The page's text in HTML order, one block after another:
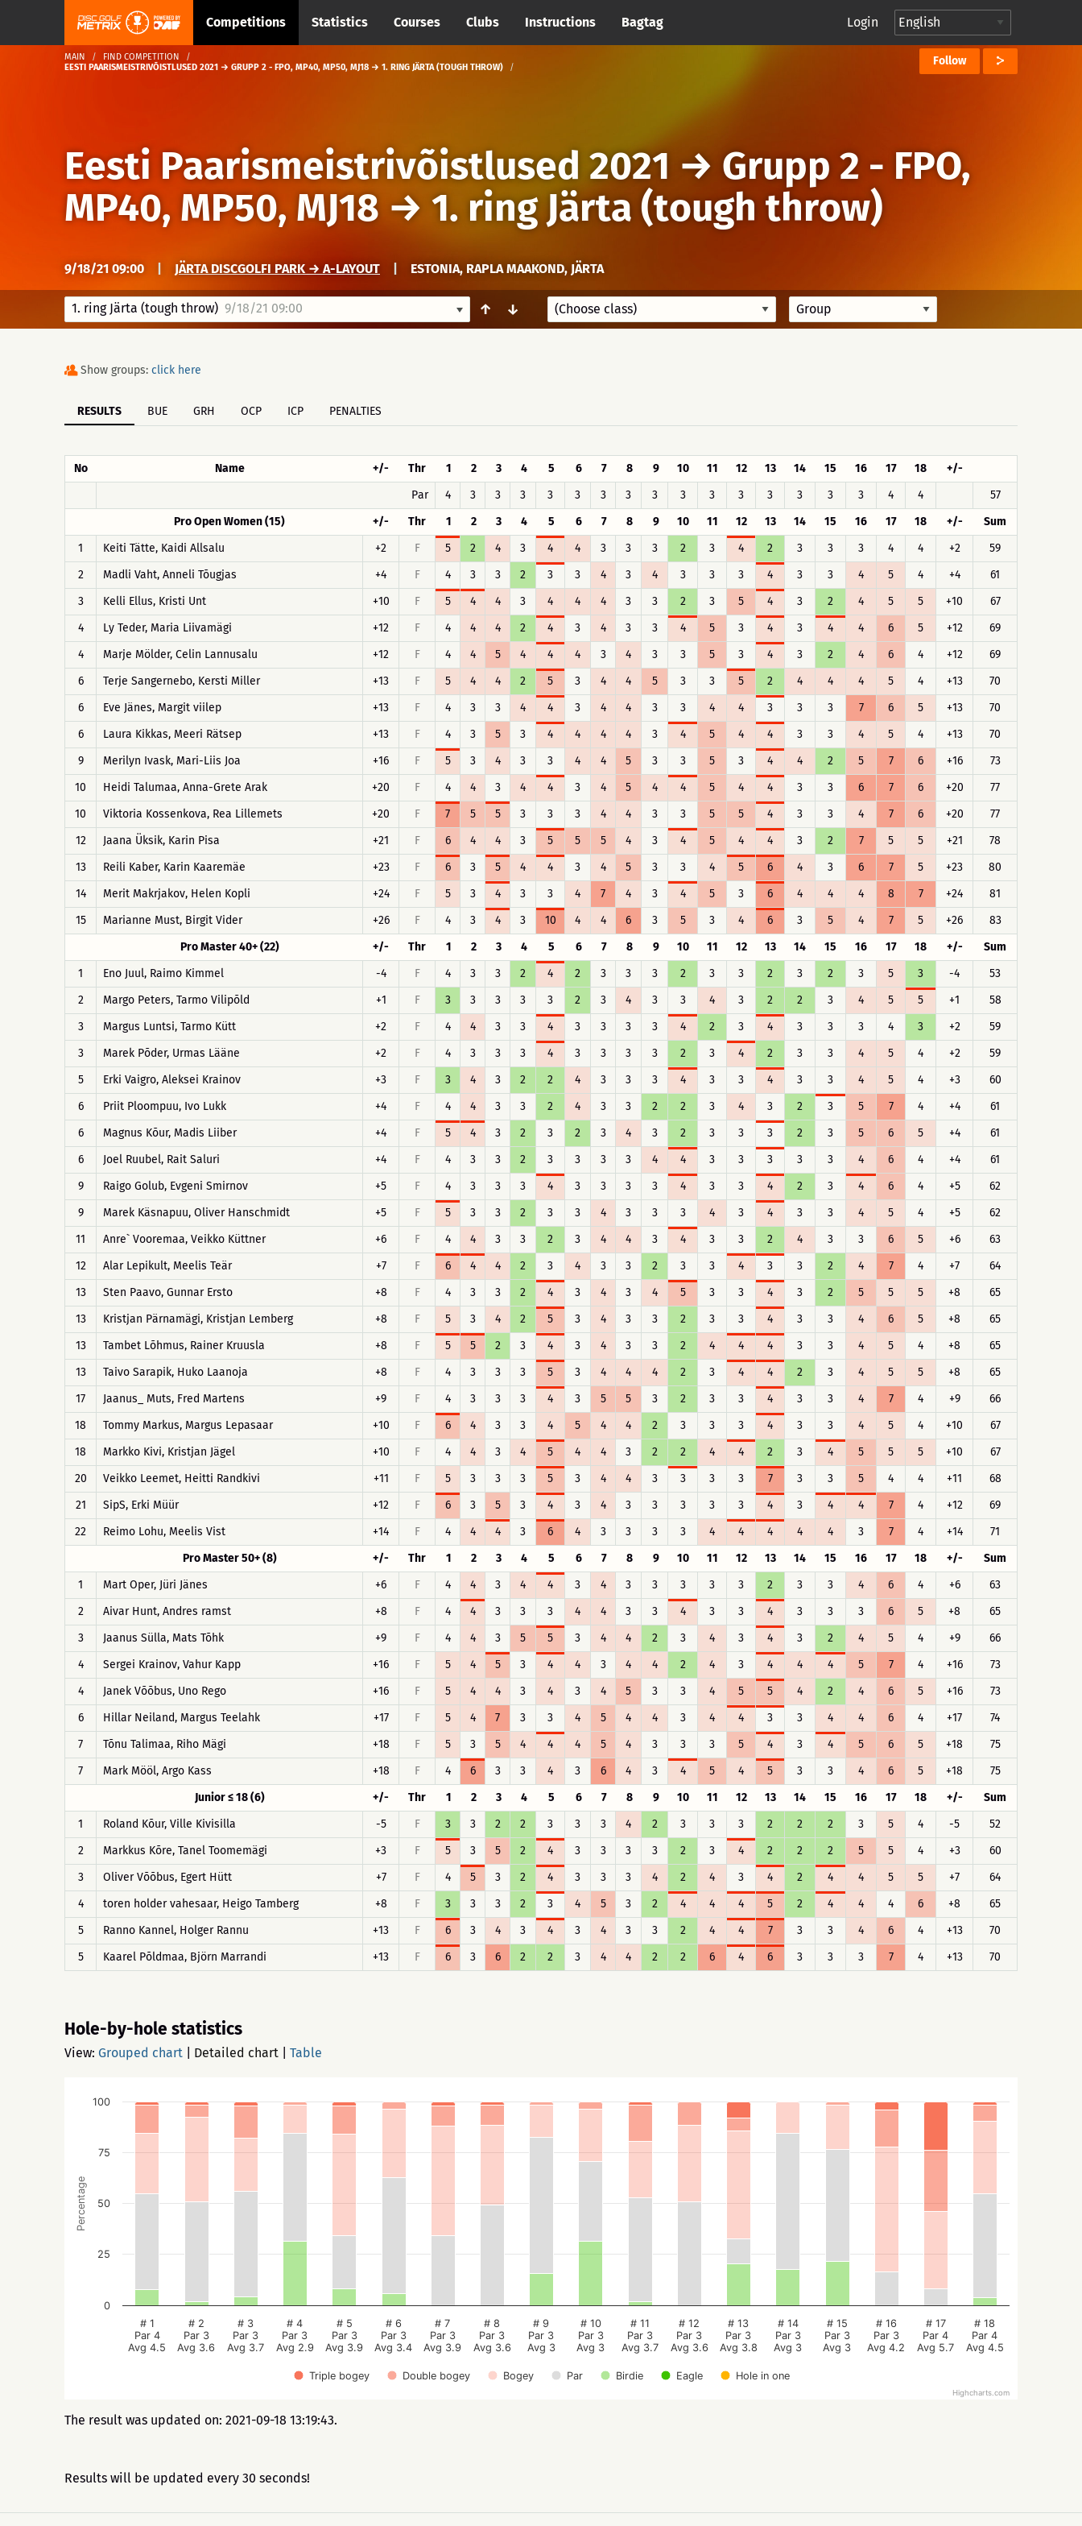
Competitions Statistics Courses Clubs Instructions Bagtag Login
MAIN
FIND COMPETITION
EESTI PAARISMEISTRIVÕISTLUSED 2021 → GRUPP 2 - FPO, MP40, MP50, MJ18 → 1. RING JÄRTA (TOUGH THROW)
Follow
Eesti Paarismeistrivõistlused 2021 → Grupp 2 - FPO,
MP40, MP50, MJ18 → 1. ring Järta (tough throw)
9/18/21 09:00 JÄRTA DISCGOLFI PARK → A-LAYOUT ESTONIA, RAPLA MAAKOND, JÄRTA
1. ring Järta (tough throw) 9/18/21 09:00 ↑ ↓
Show groups: click here
RESULTS BUE GRH OCP ICP PENALTIES
No Name +/- Thr 1 2 3 4 5 6 7 8 9 10 11 12 13 14 15 16 17 18
+/-
Par
4 3 3 3 3 3 3 3 3 3 3 3 3 3 3 3 4 4
57
Pro Open Women (15)
+/- Thr 1 2 3 4 5 6 7 8 9 10 11 12 13 14 15 16 17 18 +/-
Sum
1
Keiti Tätte, Kaidi Allsalu +2 F 5 2 4 3 4 4 3 3 3 2 3 4 2 3 3 3 4 4 +2
59
2
Madli Vaht, Anneli Tõugjas +4 F 4 3 3 2 3 3 4 3 4 3 3 3 4 3 3 4 5 4 +4
61
3
Kelli Ellus, Kristi Unt +10 F 5 4 4 3 4 4 4 3 3 2 3 5 4 3 2 4 5 5 +10
67
4
Ly Teder, Maria Liivamägi +12 F 4 4 4 2 4 3 4 3 3 4 5 3 4 3 4 4 6 5 +12
69
4
Marje Mölder, Celin Lannusalu +12 F 4 4 5 4 4 4 3 4 3 3 5 3 4 3 2 4 6 4 +12
69
6
Terje Sangernebo, Kersti Miller +13 F 5 4 4 2 5 3 4 4 5 3 3 5 2 4 4 4 5 4 +13
70
6
Eve Jänes, Margit viilep +13 F 4 3 3 4 4 3 4 4 3 3 4 4 3 3 3 7 6 5 +13
70
6
Laura Kikkas, Meeri Rätsep +13 F 4 3 5 3 4 4 4 4 3 4 5 4 4 3 3 4 5 4 +13
70
9
Merilyn Ivask, Mari-Liis Joa +16 F 5 3 4 3 3 4 4 5 3 3 5 3 4 4 2 5 7 6 +16
73
10
Heidi Talumaa, Anna-Grete Arak +20 F 4 4 3 4 4 3 4 5 4 4 5 4 4 3 3 6 7 6 +20
77
10
Viktoria Kossenkova, Rea Lillemets +20 F 7 5 5 3 3 3 4 4 3 3 5 5 4 3 3 4 7 6 +20
77
12
Jaana Üksik, Karin Pisa +21 F 6 4 4 3 5 5 5 4 3 4 5 4 4 3 2 7 5 5 +21
78
13
Reili Kaber, Karin Kaaremäe +23 F 6 3 5 4 4 3 4 5 3 3 4 5 6 4 3 6 7 5 +23
80
14
Merit Makrjakov, Helen Kopli +24 F 5 3 4 3 3 4 7 4 3 4 5 3 6 4 4 4 8 7 +24
81
15
Marianne Must, Birgit Vider +26 F 4 3 4 3 10 4 4 6 3 5 3 4 6 3 5 4 7 5 +26
83
Pro Master 40+ (22)
+/- Thr 1 2 3 4 5 6 7 8 9 10 11 12 13 14 15 16 17 18 +/-
Sum
1
Eno Juul, Raimo Kimmel -4 F 4 3 3 2 4 2 3 3 3 2 3 3 2 3 2 3 5 3 -4
53
2
Margo Peters, Tarmo Vilipõld +1 F 3 3 3 3 3 2 3 4 3 3 4 3 2 2 3 4 5 5 +1
58
3
Margus Luntsi, Tarmo Kütt +2 F 4 4 3 3 4 3 3 3 3 4 2 3 4 3 3 3 4 3 +2
59
3
Marek Põder, Urmas Lääne +2 F 4 3 3 3 4 3 3 3 3 2 3 4 2 3 3 4 5 4 +2
59
5
Erki Vaigro, Aleksei Krainov +3 F 3 4 3 2 2 4 3 3 3 4 3 3 4 3 3 4 5 4 +3
60
6
Priit Ploompuu, Ivo Lukk +4 F 4 4 3 3 2 4 3 3 2 2 3 4 3 2 3 5 7 4 +4
61
6
Magnus Kõur, Madis Liiber +4 F 5 4 3 2 3 2 3 4 3 2 3 3 3 2 3 5 6 5 +4
61
6
Joel Ruubel, Rait Saluri +4 F 4 3 3 2 3 3 3 3 4 4 3 3 3 3 3 4 6 4 +4
61
9
Raigo Golub, Evgeni Smirnov +5 F 4 3 3 3 4 3 3 3 3 4 3 3 4 2 3 4 6 4 +5
62
9
Marek Käsnapuu, Oliver Hanschmidt +5 F 5 3 3 2 3 3 4 3 3 3 4 3 4 3 3 4 5 4 +5
62
11
Anre` Vooremaa, Veikko Küttner +6 F 4 4 3 3 2 3 4 4 3 4 3 3 2 4 3 3 6 5 +6
63
12
Alar Lepikult, Meelis Teär +7 F 6 4 4 2 3 4 3 3 2 3 3 4 3 3 2 4 7 4 +7
64
13
Sten Paavo, Gunnar Ersto +8 F 4 3 3 2 4 3 4 3 4 5 3 3 4 3 2 5 5 5 +8
65
13
Kristjan Pärnamägi, Kristjan Lemberg +8 F 5 3 4 2 5 3 4 3 3 2 3 3 4 3 3 4 6 5 +8
65
13
Tambet Lõhmus, Rainer Kruusla +8 F 5 5 2 3 4 3 4 3 3 2 4 4 4 3 3 4 5 4 +8
65
13
Taivo Sarapik, Huko Laanoja +8 F 4 3 3 3 5 3 4 4 4 2 3 4 4 2 3 4 5 5 +8
65
17
Jaanus_ Muts, Fred Martens +9 F 4 3 3 3 4 3 5 5 3 2 3 3 4 3 3 4 7 4 +9
66
18
Tommy Markus, Margus Lepasaar +10 F 6 4 3 3 4 5 4 4 2 3 3 3 4 3 3 4 5 4 +10
67
18
Markko Kivi, Kristjan Jägel +10 F 4 4 3 4 5 4 4 3 2 2 4 4 2 3 4 5 5 5 +10
67
20
Veikko Leemet, Heitti Randkivi +11 F 5 3 3 3 5 3 4 4 3 3 3 3 7 3 3 5 4 4 +11
68
21
SipS, Erki Müür +12 F 6 3 5 3 4 3 4 3 3 3 3 3 4 3 4 4 7 4 +12
69
22
Reimo Lohu, Meelis Vist +14 F 4 4 4 3 6 4 3 3 3 3 4 4 4 4 4 3 7 4 +14
71
Pro Master 50+ (8)
+/- Thr 1 2 3 4 5 6 7 8 9 10 11 12 13 14 15 16 17 18 +/-
Sum
1
Mart Oper, Jüri Jänes +6 F 4 4 3 4 4 3 4 3 3 3 3 3 2 3 3 4 6 4 +6
63
2
Aivar Hunt, Andres ramst +8 F 4 4 3 3 3 4 4 3 3 4 3 3 4 3 3 3 6 5 +8
65
3
Jaanus Sülla, Mats Tõhk +9 F 4 4 3 5 5 3 4 4 2 3 4 3 4 3 2 4 5 4 +9
66
4
Sergei Krainov, Vahur Kapp +16 F 5 4 5 3 4 4 3 4 4 2 4 3 4 4 4 5 7 4 +16
73
4
Janek Võõbus, Uno Rego +16 F 5 4 4 3 4 3 4 5 3 3 4 5 5 4 2 4 6 5 +16
73
6
Hillar Neiland, Margus Teelahk +17 F 5 4 7 3 3 4 5 4 4 3 4 4 3 3 4 4 6 4 +17
74
7
Tõnu Talimaa, Riho Mägi +18 F 5 3 5 4 4 4 5 4 3 3 3 5 4 3 4 5 6 5 +18
75
7
Mark Mööl, Argo Kass +18 F 4 6 3 3 4 3 6 4 3 4 5 4 5 3 3 4 6 5 +18
75
Junior ≤ 18 (6)
+/- Thr 1 2 3 4 5 6 7 8 9 10 11 12 13 14 15 16 17 18 +/-
Sum
1
Roland Kõur, Ville Kivisilla -5 F 3 3 2 2 3 3 3 4 2 3 3 3 2 2 2 3 5 4 -5
52
2
Markkus Kõre, Tanel Toomemägi +3 F 5 3 5 2 4 3 3 3 3 2 3 4 2 2 2 5 5 4 +3
60
3
Oliver Võõbus, Egert Hütt +7 F 4 5 3 2 4 3 3 3 4 2 4 3 4 2 4 4 5 5 +7
64
4
toren holder vahesaar, Heigo Tamberg +8 F 3 3 3 2 3 4 5 3 2 4 4 4 5 2 4 4 4 6 +8
65
5
Ranno Kannel, Holger Rannu +13 F 6 3 4 3 4 3 4 3 3 2 4 4 7 3 3 4 6 4 +13
70
5
Kaarel Põldmaa, Björn Marrandi +13 F 6 3 6 2 2 3 4 4 2 2 6 4 6 3 3 3 7 4 +13 70
Hole-by-hole statistics
View: Grouped chart Detailed chart Table
Percentage
Triple bogey Double bogey Bogey Par Birdie Eagle Hole in one
# 1
Par 4
Avg 4.5
# 2
Par 3
Avg 3.6
# 3
Par 3
Avg 3.7
# 4
Par 3
Avg 2.9
# 5
Par 3
Avg 3.9
# 6
Par 3
Avg 3.4
# 7
Par 3
Avg 3.9
# 8
Par 3
Avg 3.6
# 9
Par 3
Avg 3
# 10
Par 3
Avg 3
# 11
Par 3
Avg 3.7
# 12
Par 3
Avg 3.6
# 13
Par 3
Avg 3.8
# 14
Par 3
Avg 3
# 15
Par 3
Avg 3
# 16
Par 3
Avg 4.2
# 17
Par 4
Avg 5.7
# 18
Par 4
Avg 4.5
0
25
50
75
100
Highcharts.com
The result was updated on: 2021-09-18 13:19:43.
Results will be updated every 30 seconds!